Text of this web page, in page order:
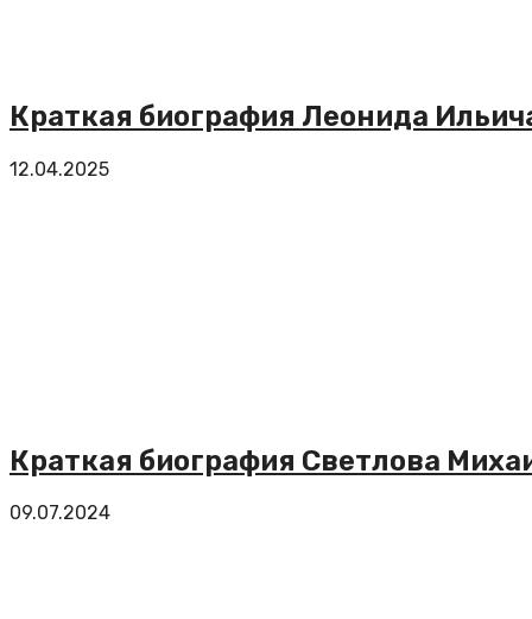
Краткая биография Леонида
12.04.2025
Краткая биография Светлова
09.07.2024